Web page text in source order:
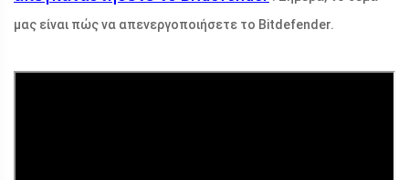
μας είναι πώς να απενεργοποιήσετε το Bitdefender.